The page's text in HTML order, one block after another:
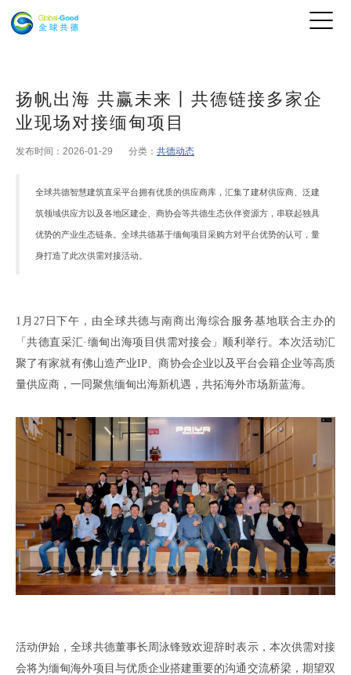
扬帆出海 共赢未来丨共德链接多家企
业现场对接缅甸项目
发布时间：2026-01-29 分类： 共德动态
全球共德智慧建筑直采平台拥有优质的供应商库，汇集了建材供应商、泛建
筑领域供应方以及各地区建企、商协会等共德生态伙伴资源方，串联起独具
优势的产业生态链条。全球共德基于缅甸项目采购方对平台优势的认可 ， 量
身打造了此次供需对接活动
1 月 27日下午 ， 由全球共德与南商出海综合服务基地联合主办的
「共德直采汇· 缅甸出海项目供需对接会」 顺利举行。本次活动汇
聚了有家就有佛山造产业IP、商协会企业以及平台会籍企业等高质
量供应商 ， 一同聚焦缅甸出海新机遇， 共拓海外市场新蓝海。
活动伊始 ，全球共德董事长周泳锋致欢迎辞时表示，本次供需对接
会将为缅甸海外项目 与优质企业搭建重要的沟通交流桥梁 ， 期望双